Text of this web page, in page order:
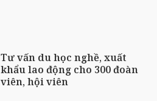
Tư vấn du học nghề, xuất
khẩu lao động cho 300 đoàn
viên, hội viên